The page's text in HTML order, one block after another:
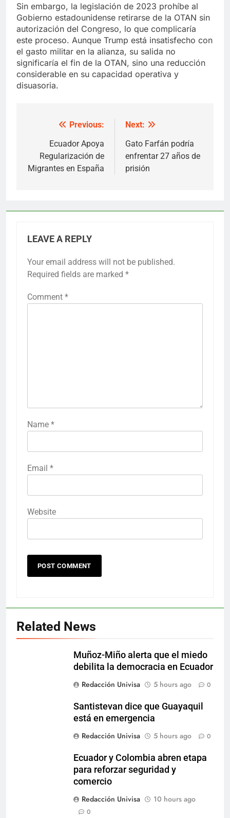
Sin embargo, la legislación de 2023 prohíbe al
Gobierno estadounidense retirarse de la OTAN sin
autorización del Congreso, lo que complicaría
este proceso. Aunque Trump está insatisfecho con
el gasto militar en la alianza, su salida no
significaría el fin de la OTAN, sino una reducción
considerable en su capacidad operativa y
disuasoria.
navigation
Previous:
Ecuador Apoya
Regularización de
Migrantes en España
Next:
Gato Farfán podría
enfrentar 27 años de
prisión
LEAVE A REPLY
Your email address will not be published.
Required fields are marked *
Comment *
Name *
Email *
Website
Related News
Muñoz-Miño alerta que el miedo
debilita la democracia en Ecuador
Redacción Univisa
5 hours ago 0
Santistevan dice que Guayaquil
está en emergencia
Redacción Univisa
5 hours ago 0
Ecuador y Colombia abren etapa
para reforzar seguridad y
comercio
Redacción Univisa
10 hours ago
0